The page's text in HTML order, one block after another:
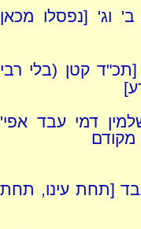
וג' [נפסלו מכאן
קטן (בלי רבי
דמי עבד אפי'
מקודם
[תחת עינו, תחת